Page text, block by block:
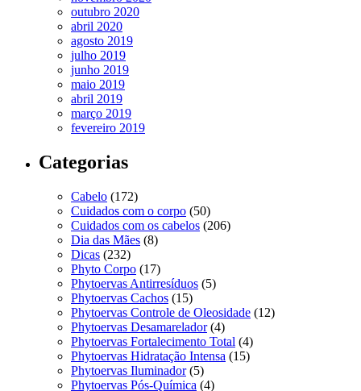
outubro 2020
abril 2020
agosto 2019
julho 2019
junho 2019
maio 2019
abril 2019
março 2019
fevereiro 2019
Categorias
Cabelo (172)
Cuidados com o corpo (50)
Cuidados com os cabelos (206)
Dia das Mães (8)
Dicas (232)
Phyto Corpo (17)
Phytoervas Antirresíduos (5)
Phytoervas Cachos (15)
Phytoervas Controle de Oleosidade (12)
Phytoervas Desamarelador(4)
Phytoervas Fortalecimento Total (4)
Phytoervas Hidratação Intensa (15)
Phytoervas Iluminador(5)
Phytoervas Pós-Química (4)